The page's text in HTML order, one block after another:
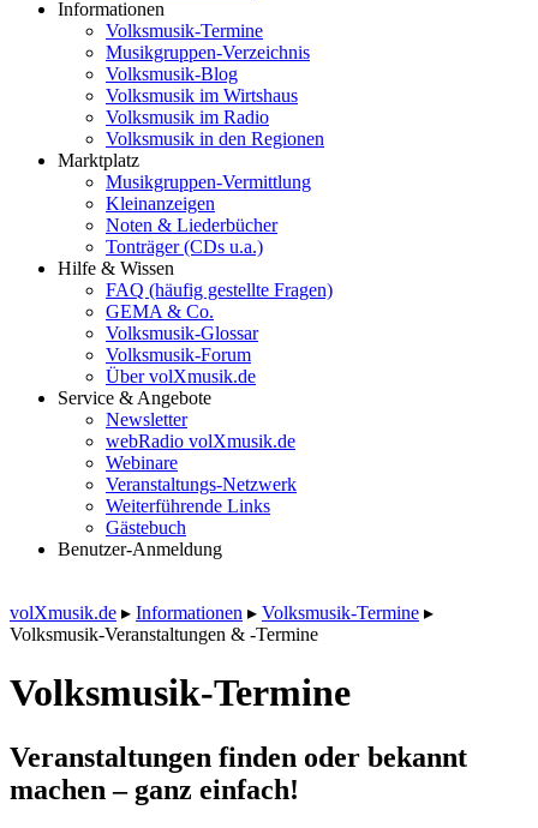
Informationen
Volksmusik-Termine
Musikgruppen-Verzeichnis
Volksmusik-Blog
Volksmusik im Wirtshaus
Volksmusik im Radio
Volksmusik in den Regionen
Marktplatz
Musikgruppen-Vermittlung
Kleinanzeigen
Noten & Liederbücher
Tonträger (CDs u.a.)
Hilfe & Wissen
FAQ (häufig gestellte Fragen)
GEMA & Co.
Volksmusik-Glossar
Volksmusik-Forum
Über volXmusik.de
Service & Angebote
Newsletter
webRadio volXmusik.de
Webinare
Veranstaltungs-Netzwerk
Weiterführende Links
Gästebuch
Benutzer-Anmeldung
volXmusik.de ▸ Informationen ▸ Volksmusik-Termine ▸
Volksmusik-Veranstaltungen & -Termine
Volksmusik-Termine
Veranstaltungen finden oder bekannt
machen – ganz einfach!